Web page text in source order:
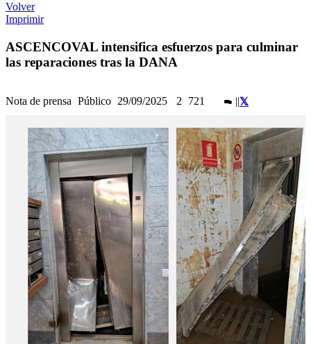
Volver
Imprimir
ASCENCOVAL intensifica esfuerzos para culminar
las reparaciones tras la DANA
Nota de prensa Público 29/09/2025 2 721